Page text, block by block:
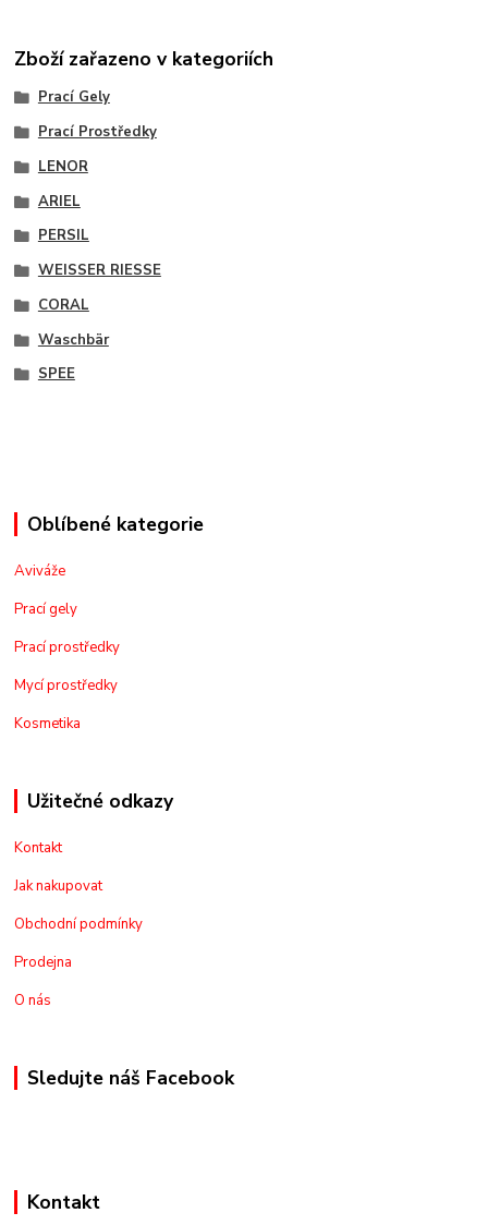
Zboží zařazeno v kategoriích
Prací Gely
Prací Prostředky
LENOR
ARIEL
PERSIL
WEISSER RIESSE
CORAL
Waschbär
SPEE
Oblíbené kategorie
Aviváže
Prací gely
Prací prostředky
Mycí prostředky
Kosmetika
Užitečné odkazy
Kontakt
Jak nakupovat
Obchodní podmínky
Prodejna
O nás
Sledujte náš Facebook
Kontakt